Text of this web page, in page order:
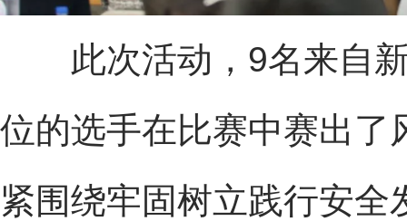
此次活动，9名来自新
位的选手在比赛中赛出了
紧围绕牢固树立践行安